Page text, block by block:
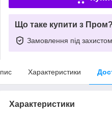
Що таке купити з Пром?
Замовлення під захистом
Характеристики
Характеристики